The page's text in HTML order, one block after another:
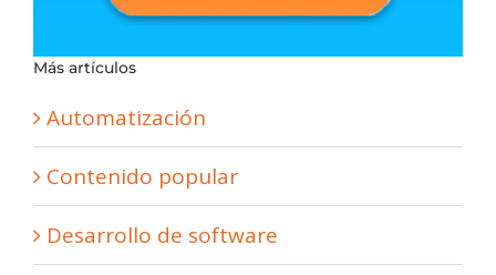
Más artículos
Automatización
Contenido popular
Desarrollo de software